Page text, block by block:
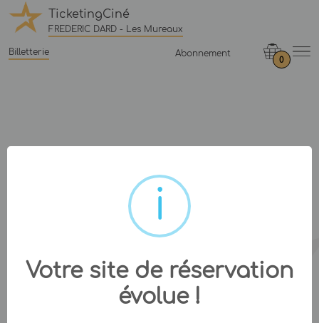
TicketingCiné
FREDERIC DARD - Les Mureaux
Billetterie Abonnement
0
Votre site de réservation
évolue !